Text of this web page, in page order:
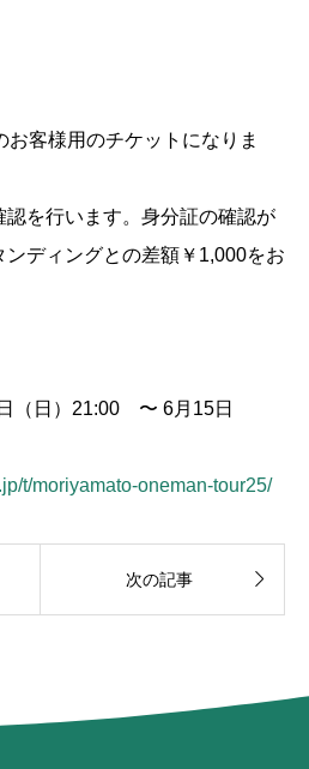
お客様用のチケットになりま
認を行います。身分証の確認が
ディングとの差額￥1,000をお
（日）21:00 〜 6月15日
t/moriyamato-oneman-tour25/
次の記事 